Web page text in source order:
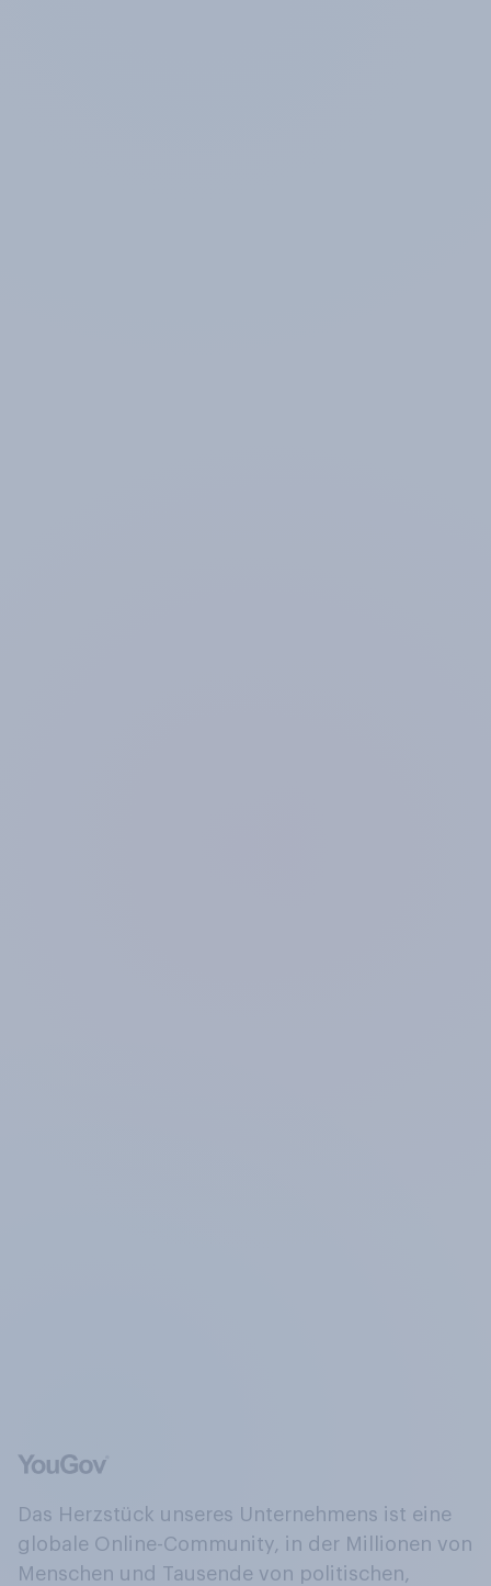
Das Herzstück unseres Unternehmens ist eine
globale Online-Community, in der Millionen von
Menschen und Tausende von politischen,